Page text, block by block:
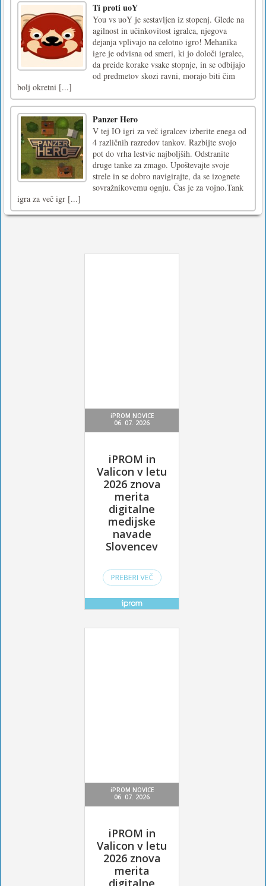
Ti proti uoY
You vs uoY je sestavljen iz stopenj. Glede na
agilnost in učinkovitost igralca, njegova
dejanja vplivajo na celotno igro! Mehanika
igre je odvisna od smeri, ki jo določi igralec,
da preide korake vsake stopnje, in se odbijajo
od predmetov skozi ravni, morajo biti čim
bolj okretni [...]
Panzer Hero
V tej IO igri za več igralcev izberite enega od
4 različnih razredov tankov. Razbijte svojo
pot do vrha lestvic najboljših. Odstranite
druge tanke za zmago. Upoštevajte svoje
strele in se dobro navigirajte, da se izognete
sovražnikovemu ognju. Čas je za vojno.Tank
igra za več igr [...]